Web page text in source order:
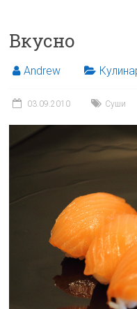
Вкусно
Andrew
03.09.2010 Суши